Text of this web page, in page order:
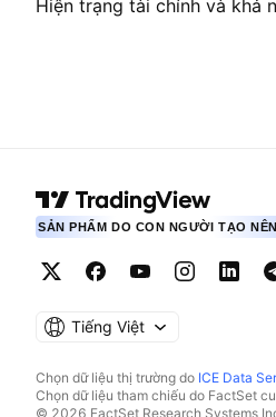
Hiện trạng tài chính và khả
SẢN PHẨM DO CON NGƯỜI TẠO NÊN
Tiếng Việt
Chọn dữ liệu thị trường do ICE Data
Chọn dữ liệu tham chiếu do FactSet
© 2026 FactSet Research Systems